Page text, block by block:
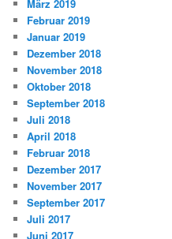
März 2019
Februar 2019
Januar 2019
Dezember 2018
November 2018
Oktober 2018
September 2018
Juli 2018
April 2018
Februar 2018
Dezember 2017
November 2017
September 2017
Juli 2017
Juni 2017